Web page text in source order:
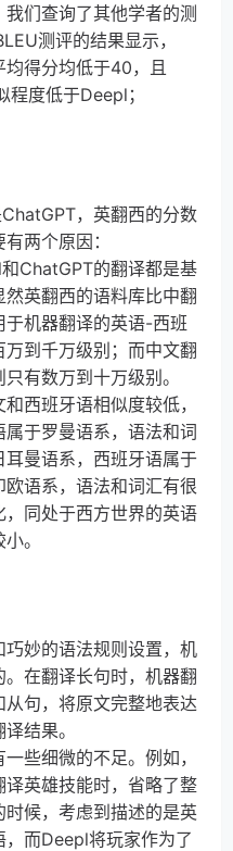
们查询了其他学者的测
测评的结果显示，
得分均低于40，且
度低于Deepl；
，英翻西的分数
两个原因：
ChatGPT的翻译都是基
英翻西的语料库比中翻
机器翻译的英语-西班
到千万级别；而中文翻
有数万到十万级别。
西班牙语相似度较低，
于罗曼语系，语法和词
曼语系，西班牙语属于
语系，语法和词汇有很
同处于西方世界的英语
。
妙的语法规则设置，机
在翻译长句时，机器翻
句，将原文完整地表达
结果。
些细微的不足。例如，
英雄技能时，省略了整
候，考虑到描述的是英
而Deepl将玩家作为了